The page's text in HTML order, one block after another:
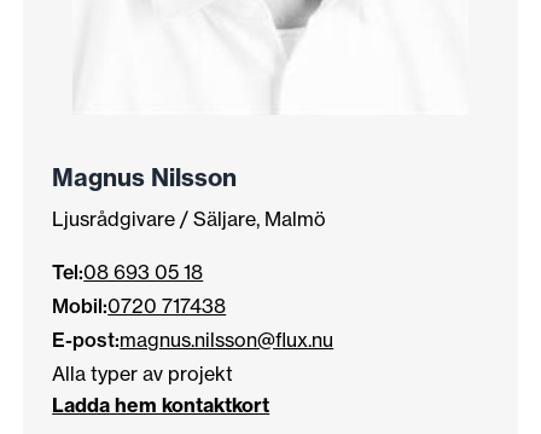
Magnus Nilsson
Ljusrådgivare / Säljare, Malmö
Tel:08 693 05 18
Mobil:0720 717438
E-post:magnus.nilsson@flux.nu
Alla typer av projekt
Ladda hem kontaktkort